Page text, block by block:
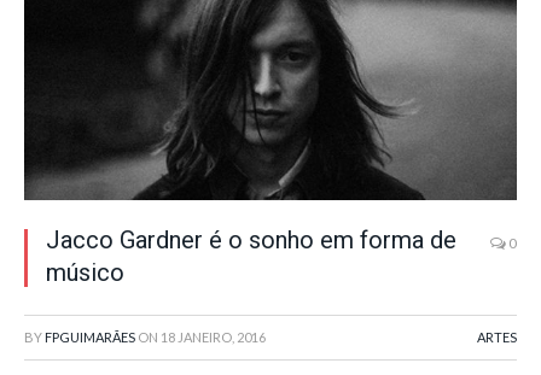
Jacco Gardner é o sonho em forma de
músico
0
BY FPGUIMARÃES ON 18 JANEIRO, 2016 ARTES